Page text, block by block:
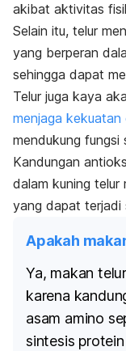
akibat aktivitas
Selain itu, telur
yang berperan
sehingga dapat
Telur juga kaya
menjaga
mendukung
Kandungan
dalam kuning telur
yang dapat terjadi
Apakah
Ya, makan
karena
asam amino
sintesis